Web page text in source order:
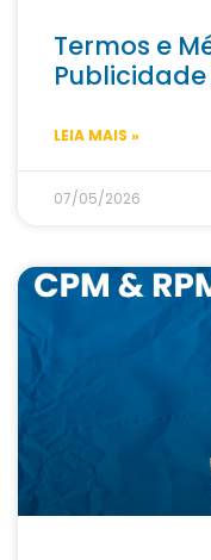
Termos e
LEIA MAIS »
07/05/2026